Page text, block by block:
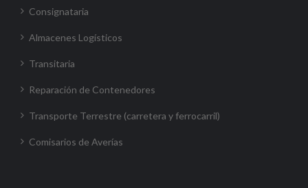
Consignataria
Almacenes Logísticos
Transitaria
Reparación de Contenedores
Transporte Terrestre (carretera y ferrocarril)
Comisarios de Averías